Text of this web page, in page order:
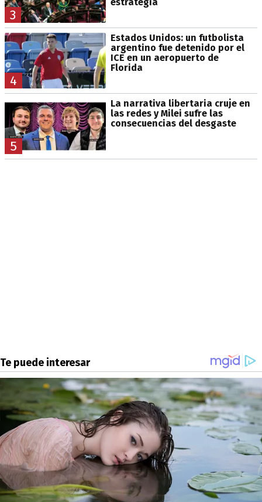
3
4
Estados Unidos: un futbolista
argentino fue detenido por el
ICE en un aeropuerto de
Florida
5
La narrativa libertaria cruje en
las redes y Milei sufre las
consecuencias del desgaste